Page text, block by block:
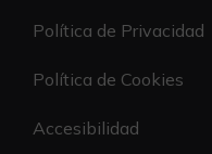
Política de Privacidad
Política de Cookies
Accesibilidad